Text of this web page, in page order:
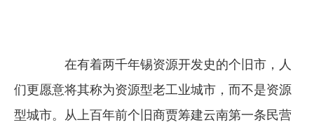
在有着两千年锡资源开发史的个旧市，人
们更愿意将其称为资源型老工业城市，而不是资源
型城市。从上百年前个旧商贾筹建云南第一条民营